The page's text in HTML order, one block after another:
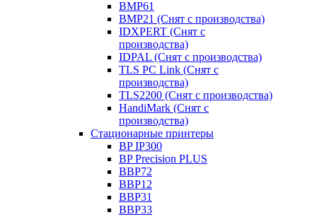
BMP61
BMP21 (Снят с производства)
IDXPERT (Снят с
производства)
IDPAL (Снят с производства)
TLS PC Link (Снят с
производства)
TLS2200 (Снят с производства)
HandiMark (Снят с
производства)
Стационарные принтеры
BP IP300
BP Precision PLUS
BBP72
BBP12
BBP31
BBP33